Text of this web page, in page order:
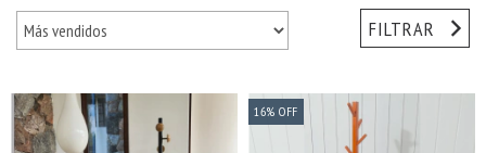
FILTRAR
16% OFF